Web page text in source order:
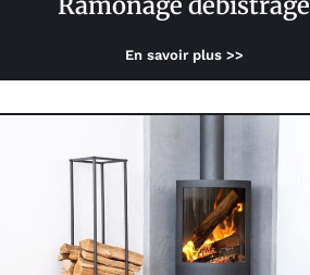
En savoir plus >>